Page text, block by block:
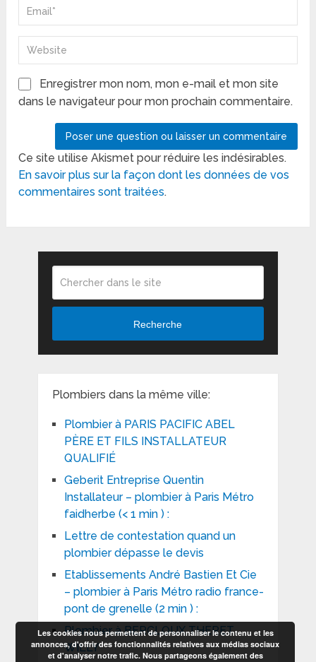
Enregistrer mon nom, mon e-mail et mon site
dans le navigateur pour mon prochain commentaire.
Ce site utilise Akismet pour réduire les indésirables.
En savoir plus sur la façon dont les données de vos
commentaires sont traitées.
Recherche
Plombiers dans la même ville:
Plombier à PARIS PACIFIC ABEL
PÈRE ET FILS INSTALLATEUR
QUALIFIÉ
Geberit Entreprise Quentin
Installateur – plombier à Paris Métro
faidherbe (< 1 min ) :
Lettre de contestation quand un
plombier dépasse le devis
Etablissements André Bastien Et Cie
– plombier à Paris Métro radio france-
pont de grenelle (2 min ) :
Plombier à BERCLOUX THERET
WILLY
Les cookies nous permettent de personnaliser le contenu et les
annonces, d'offrir des fonctionnalités relatives aux médias sociaux
et d'analyser notre trafic. Nous partageons également des